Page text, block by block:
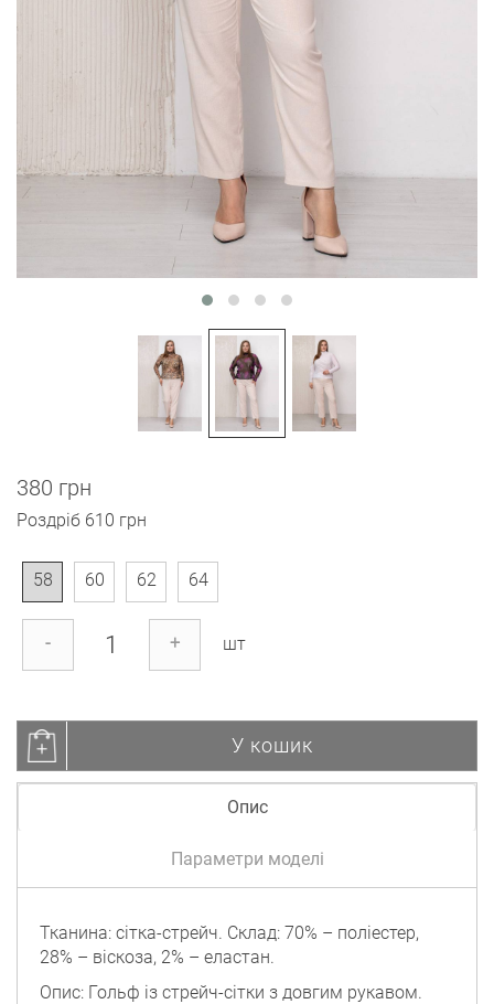
380 грн
Роздріб 610 грн
58 60 62 64
- + шт
У кошик
Опис
Параметри моделі
Тканина: сітка-стрейч. Склад: 70% – поліестер,
28% – віскоза, 2% – еластан.
Опис: Гольф із стрейч-сітки з довгим рукавом.